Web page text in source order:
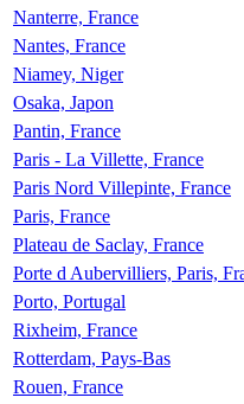
Nanterre, France
Nantes, France
Niamey, Niger
Osaka, Japon
Pantin, France
Paris - La Villette, France
Paris Nord Villepinte, France
Paris, France
Plateau de Saclay, France
Porte d Aubervilliers, Paris,
Porto, Portugal
Rixheim, France
Rotterdam, Pays-Bas
Rouen, France